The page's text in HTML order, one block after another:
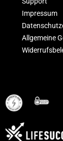
Impressum
Allgemeine